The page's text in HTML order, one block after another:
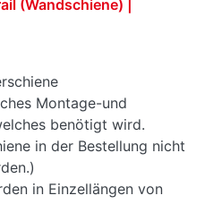
(Wandschiene) |
Montage-und
benötigt wird.
in der Bestellung nicht
in Einzellängen von